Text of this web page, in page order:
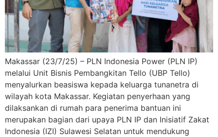
Makassar (23/7/25) – PLN Indonesia Power (PLN IP)
melalui Unit Bisnis Pembangkitan Tello (UBP Tello)
menyalurkan beasiswa kepada keluarga tunanetra di
wilayah kota Makassar. Kegiatan penyerhaan yang
dilaksankan di rumah para penerima bantuan ini
merupakan bagian dari upaya PLN IP dan Inisiatif Zakat
Indonesia (IZI) Sulawesi Selatan untuk mendukung